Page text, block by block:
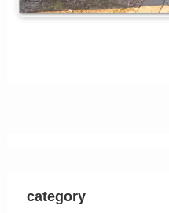
category